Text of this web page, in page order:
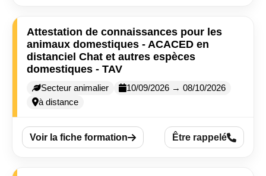
Attestation de connaissances pour les
animaux domestiques - ACACED en
distanciel Chat et autres espèces
domestiques - TAV
Secteur animalier
10/09/2026 → 08/10/2026
à distance
Voir la fiche formation Être rappelé